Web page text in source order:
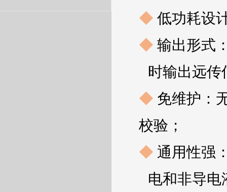
◆ 低功耗设
◆ 输出形式
时输出远传
◆ 免维护：
校验；
◆ 通用性强
电和非导电